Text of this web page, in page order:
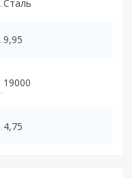
Сталь
9,95
19000
4,75